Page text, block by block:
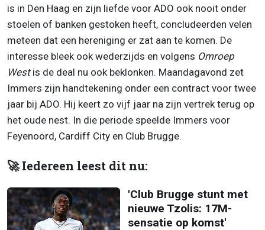
is in Den Haag en zijn liefde voor ADO ook nooit onder
stoelen of banken gestoken heeft, concludeerden velen
meteen dat een hereniging er zat aan te komen. De
interesse bleek ook wederzijds en volgens Omroep
Westis de deal nu ook beklonken. Maandagavond zet
Immers zijn handtekening onder een contract voor twee
jaar bij ADO. Hij keert zo vijf jaar na zijn vertrek terug op
het oude nest. In die periode speelde Immers voor
Feyenoord, Cardiff City en Club Brugge.
🚀 Iedereen leest dit nu:
'Club Brugge stunt met
nieuwe Tzolis: 17M-
sensatie op komst'